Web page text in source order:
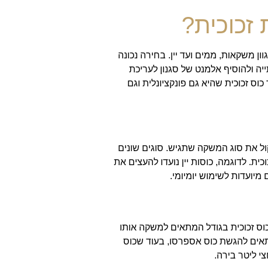
זכוכית?
משקאות, ממים ועד יין. בחירה נכונה
ולהוסיף אלמנט של סגנון לעריכת
זכוכית שהיא גם פונקציונלית וגם
את סוג המשקה שתגיש. סוגים שונים
לדוגמה, כוסות יין נועדו להעצים את
לשימוש יומיומי.
זכוכית בגודל המתאים למשקה אותו
להגשת כוס אספרסו, בעוד שכוס
ליטר בירה.